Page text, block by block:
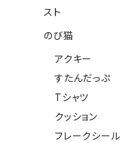
スト
のび猫
アクキー
すたんだっぷ
Tシャツ
クッション
フレークシール